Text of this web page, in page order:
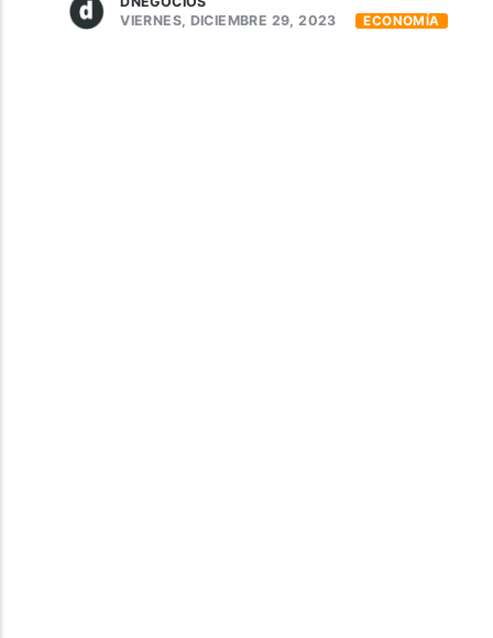
VIERNES, DICIEMBRE 29, 2023
ECONOMÍA